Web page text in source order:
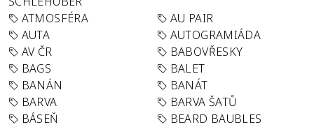
ATMOSFÉRA
AU PAIR
AUTA
AUTOGRAMIÁDA
AV ČR
BABOVŘESKY
BAGS
BALET
BANÁN
BANÁT
BARVA
BARVA ŠATŮ
BÁSEŇ
BEARD BAUBLES